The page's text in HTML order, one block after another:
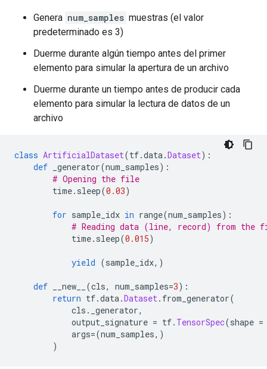
Genera num_samples muestras (el valor
predeterminado es 3)
Duerme durante algún tiempo antes del primer
elemento para simular la apertura de un archivo
Duerme durante un tiempo antes de producir cada
elemento para simular la lectura de datos de un
archivo
class ArtificialDataset(tf.data.Dataset):
def _generator(num_samples):
# Opening the file
time. sleep(0.03)
for sample_idx in range(num_samples):
# Reading data (line, record) from the
time. sleep(0.015)
yield (sample_idx,)
def __new__ (cls, num_samples=3):
return tf.data.Dataset. from_generator(
cls . _generator,
output_signature = tf. TensorSpec(shape =
args=(num_samples,)
)